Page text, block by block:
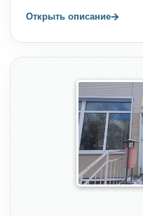
Открыть описание→